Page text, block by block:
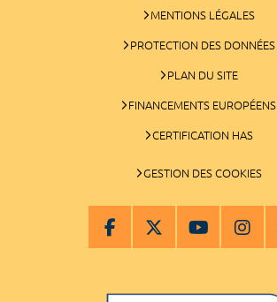
MENTIONS LÉGALES
PROTECTION DES DONNÉES
PLAN DU SITE
FINANCEMENTS EUROPÉENS
CERTIFICATION HAS
GESTION DES COOKIES